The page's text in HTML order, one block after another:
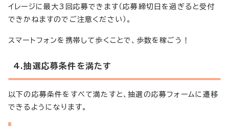
イレージに最大3回応募できます（応募締切日を過ぎると受付
できかねますのでご注意ください）。
スマートフォンを携帯して歩くことで、歩数を稼ごう！
4.抽選応募条件を満たす
以下の応募条件をすべて満たすと、抽選の応募フォームに遷移
できるようになります。